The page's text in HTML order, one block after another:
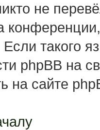
не
Если такого
phpBB на
на сайте